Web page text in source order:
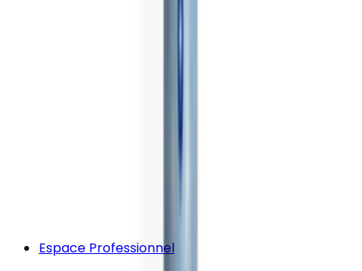
Espace Professionnel